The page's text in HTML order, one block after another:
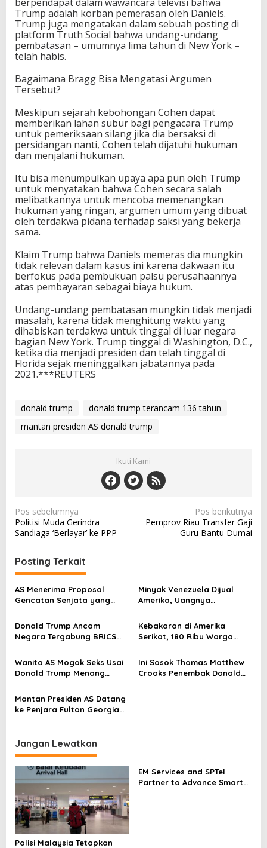
Trump adalah korban pemerasan oleh Daniels.
Trump juga mengatakan dalam sebuah posting di
platform Truth Social bahwa undang-undang
pembatasan – umumnya lima tahun di New York –
telah habis.
Bagaimana Bragg Bisa Mengatasi Argumen
Tersebut?
Meskipun sejarah kebohongan Cohen dapat
memberikan lahan subur bagi pengacara Trump
untuk pemeriksaan silang jika dia bersaksi di
persidangan nanti, Cohen telah dijatuhi hukuman
dan menjalani hukuman.
Itu bisa menumpulkan upaya apa pun oleh Trump
untuk menyatakan bahwa Cohen secara salah
melibatkannya untuk mencoba memenangkan
hukuman yang ringan, argumen umum yang dibuat
oleh terdakwa pidana terhadap saksi yang bekerja
sama.
Klaim Trump bahwa Daniels memeras dia mungkin
tidak relevan dalam kasus ini karena dakwaan itu
berfokus pada pembukuan palsu perusahaannya
atas pembayaran sebagai biaya hukum.
Undang-undang pembatasan mungkin tidak menjadi
masalah, karena tidak menghitung waktu yang
dihabiskan terdakwa untuk tinggal di luar negara
bagian New York. Trump tinggal di Washington, D.C.,
ketika dia menjadi presiden dan telah tinggal di
Florida sejak meninggalkan jabatannya pada
2021.***REUTERS
donald trump
donald trump terancam 136 tahun
mantan presiden AS donald trump
Ikuti Kami
N
a
i
g
a
i
o
s
Pos sebelumnya
Politisi Muda Gerindra
Sandiaga ‘Berlayar’ ke PPP
Pos berikutnya
Pemprov Riau Transfer Gaji
Guru Bantu Dumai
Posting Terkait
AS Menerima Proposal
Gencatan Senjata yang
Minyak Venezuela Dijual
Amerika, Uangnya
Donald Trump Ancam
Negara Tergabung BRICS
Baru
Kebakaran di Amerika
Serikat, 180 Ribu Warga
Wanita AS Mogok Seks Usai
Donald Trump Menang
Ini Sosok Thomas Matthew
Crooks Penembak Donald
Mantan Presiden AS Datang
ke Penjara Fulton Georgia
Jangan Lewatkan
Polisi Malaysia Tetapkan
EM Services and SPTel
Partner to Advance Smart